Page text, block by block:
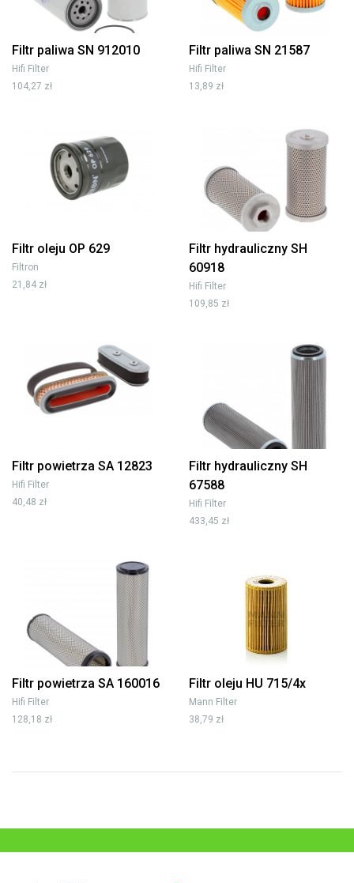
Filtr paliwa SN 912010
Hifi Filter
104,27 zł
Filtr paliwa SN 21587
Hifi Filter
13,89 zł
Filtr oleju OP 629
Filtron
21,84 zł
Filtr hydrauliczny SH
60918
Hifi Filter
109,85 zł
Filtr powietrza SA 12823
Hifi Filter
40,48 zł
Filtr hydrauliczny SH
67588
Hifi Filter
433,45 zł
Filtr powietrza SA 160016
Hifi Filter
128,18 zł
Filtr oleju HU 715/4x
Mann Filter
38,79 zł